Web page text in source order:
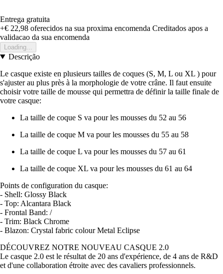
Entrega gratuita
+€ 22,98 oferecidos na sua proxima encomenda Creditados apos a
validacao da sua encomenda
Loading...
Descrição
Le casque existe en plusieurs tailles de coques (S, M, L ou XL ) pour
s'ajuster au plus près à la morphologie de votre crâne. Il faut ensuite
choisir votre taille de mousse qui permettra de définir la taille finale de
votre casque:
La taille de coque S va pour les mousses du 52 au 56
La taille de coque M va pour les mousses du 55 au 58
La taille de coque L va pour les mousses du 57 au 61
La taille de coque XL va pour les mousses du 61 au 64
Points de configuration du casque:
- Shell: Glossy Black
- Top: Alcantara Black
- Frontal Band: /
- Trim: Black Chrome
- Blazon: Crystal fabric colour Metal Eclipse
DÉCOUVREZ NOTRE NOUVEAU CASQUE 2.0
Le casque 2.0 est le résultat de 20 ans d'expérience, de 4 ans de R&D
et d'une collaboration étroite avec des cavaliers professionnels.